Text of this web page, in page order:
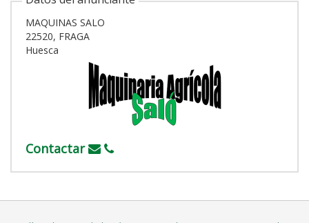
MAQUINAS SALO
22520, FRAGA
Huesca
Contactar